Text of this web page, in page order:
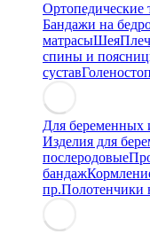
Ортопедические
Бандажи на
матрасыШея
спины и
сустав
Для беременных
Изделия для
послеродовые
бандаж
пр.Полотенчики